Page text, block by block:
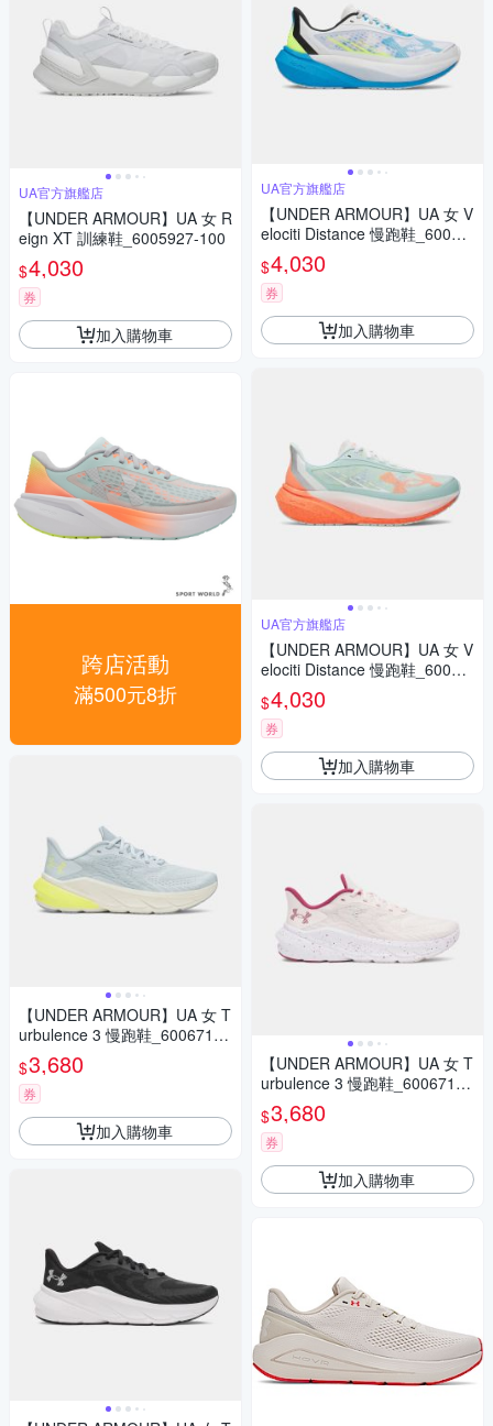
UA官方旗艦店
【UNDER ARMOUR】UA 女 R
eign XT 訓練鞋_6005927-100
$4,030
券
加入購物車
跨店活動
滿500元8折
【UNDER ARMOUR】UA 女 T
urbulence 3 慢跑鞋_6006718-
034
$3,680
券
加入購物車
UA官方旗艦店
【UNDER ARMOUR】UA 女 V
elociti Distance 慢跑鞋_60060
31-104
$4,030
券
加入購物車
UA官方旗艦店
【UNDER ARMOUR】UA 女 V
elociti Distance 慢跑鞋_60060
31-703
$4,030
券
加入購物車
【UNDER ARMOUR】UA 女 T
urbulence 3 慢跑鞋_6006718-
675
$3,680
券
加入購物車